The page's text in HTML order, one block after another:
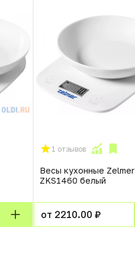
1 отзывов
Весы кухонные Zelmer
ZKS1460 белый
от 2210.00 ₽